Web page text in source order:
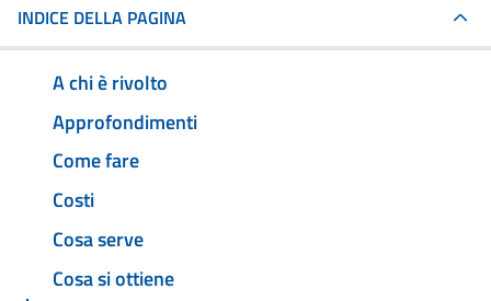
INDICE DELLA PAGINA
A chi è rivolto
Approfondimenti
Come fare
Costi
Cosa serve
Cosa si ottiene